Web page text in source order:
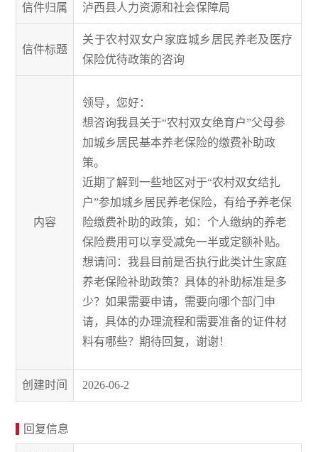
信件归属 泸西县人力资源和社会保障局
信件标题
关于农村双女户家庭城乡居民养老及医疗
保险优待政策的咨询
内容
领导，您好：
想咨询我县关于“农村双女绝育户”父母参
加城乡居民基本养老保险的缴费补助政
策。
近期了解到一些地区对于“农村双女结扎
户”参加城乡居民养老保险， 有给予养老保
险缴费补助的政策，如：个人缴纳的养老
保险费用可以享受减免一半或定额补贴。
想请问：我县目前是否执行此类计生家庭
养老保险补助政策？具体的补助标准是多
少？如果需要申请，需要向哪个部门申
请，具体的办理流程和需要准备的证件材
料有哪些？期待回复，谢谢！
创建时间 2026-06-2
回复信息